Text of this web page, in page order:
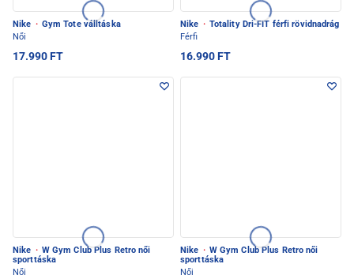
Nike · Gym Tote válltáska
Női
17.990 FT
Nike · Totality Dri-FIT férfi rövidnadrág
Férfi
16.990 FT
Nike · W Gym Club Plus Retro női
sporttáska
Női
Nike · W Gym Club Plus Retro női
sporttáska
Női